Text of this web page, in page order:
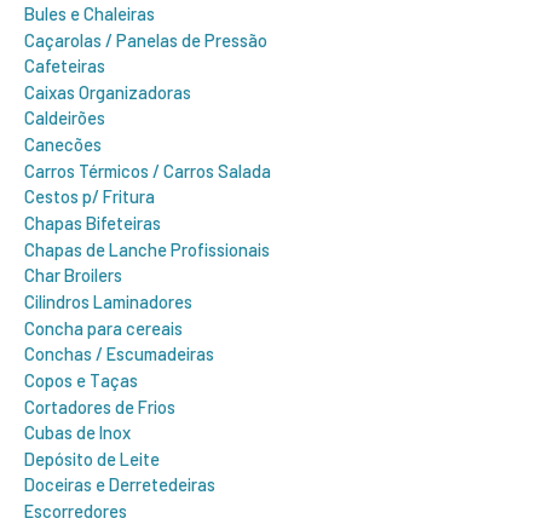
Bules e Chaleiras
Caçarolas / Panelas de Pressão
Cafeteiras
Caixas Organizadoras
Caldeirões
Canecões
Carros Térmicos / Carros Salada
Cestos p/ Fritura
Chapas Bifeteiras
Chapas de Lanche Profissionais
Char Broilers
Cilindros Laminadores
Concha para cereais
Conchas / Escumadeiras
Copos e Taças
Cortadores de Frios
Cubas de Inox
Depósito de Leite
Doceiras e Derretedeiras
Escorredores